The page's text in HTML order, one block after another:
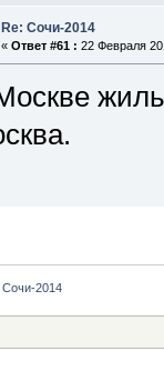
Re: Сочи-2014
« Ответ #61 : 22 Февраля
Сочи-2014